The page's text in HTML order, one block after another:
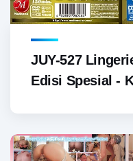
JUY-527
Edisi Spesial -